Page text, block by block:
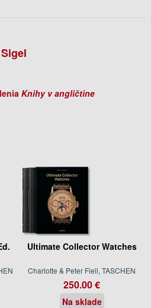
Knihy v angličtine
Ultimate Collector Watches
Charlotte & Peter Fiell, TASCHEN
250.00 €
Na sklade